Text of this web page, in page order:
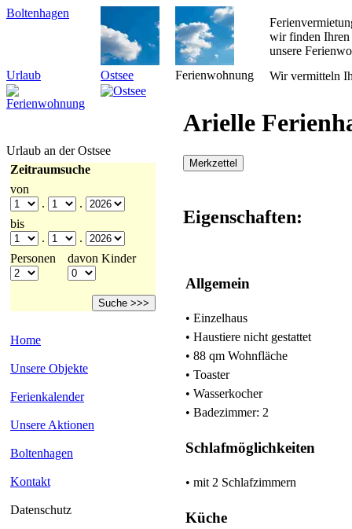
Boltenhagen
wir finden
unsere
Urlaub
Ostsee Ferienwohnung Wir vermitteln
Arielle
Merkzettel
Eigenschaften:
Allgemein
• Einzelhaus
• Haustiere nicht gestattet
• 88 qm Wohnfläche
• Toaster
• Wasserkocher
• Badezimmer: 2
Schlafmöglichkeiten
• mit 2 Schlafzimmern
Küche
Urlaub an der Ostsee
Zeitraumsuche
von
.
.
bis
.
.
Personen
davon Kinder
Home
Unsere Objekte
Ferienkalender
Unsere Aktionen
Boltenhagen
Kontakt
Datenschutz